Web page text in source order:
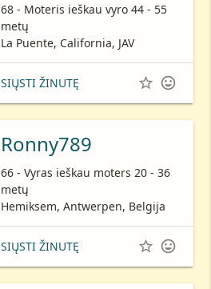
68 - Moteris ieškau vyro 44 - 55
metų
La Puente, California, JAV
SIŲSTI ŽINUTĘ  
Ronny789
66 - Vyras ieškau moters 20 - 36
metų
Hemiksem, Antwerpen, Belgija
SIŲSTI ŽINUTĘ  